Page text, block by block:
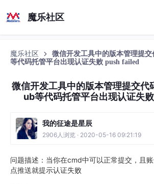
魔乐社区
魔乐社区
微信开发工具中的版本管理提
等代码托管平台出现认证失败 push failed
微信开发工具中的版本管理提交
ub等代码托管平台出现认证失
我的征途是星辰
2906人浏览 · 2020-05-16 09:21:19
问题描述：当你在cmd中可以正常提交，且
点推送就提示认证失败